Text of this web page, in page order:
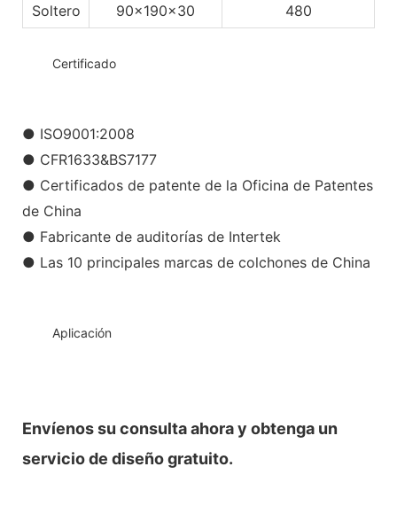
Soltero
90x190x30 480
Certificado
● ISO9001:2008
● CFR1633&BS7177
● Certificados de patente de la Oficina de Patentes
de China
● Fabricante de auditorías de Intertek
● Las 10 principales marcas de colchones de China
Aplicación
Envíenos su consulta ahora y obtenga un
servicio de diseño gratuito.